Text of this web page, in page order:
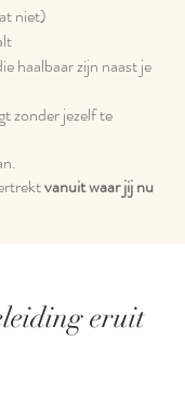
niet)
haalbaar zijn naast je
zonder jezelf te
vanuit waar jij nu
eruit